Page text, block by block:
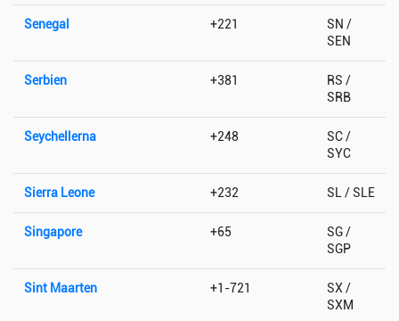
Senegal +221
SN /
SEN
Serbien +381
RS /
SRB
Seychellerna +248
SC /
SYC
Sierra Leone +232 SL / SLE
Singapore +65
SG /
SGP
Sint Maarten +1-721
SX /
SXM